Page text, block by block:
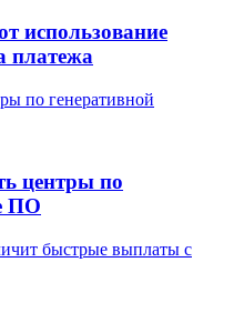
использование
платежа
по генеративной
центры по
ПО
быстрые выплаты с